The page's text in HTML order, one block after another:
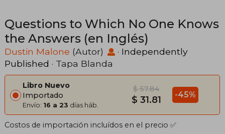
Questions to Which No One Knows
the Answers (en Inglés)
Dustin Malone (Autor) · Independently
Published · Tapa Blanda
Libro Nuevo
Importado
Envío: 16 a 23 días háb.
$ 57.84
$ 31.81 -45%
Costos de importación incluídos en el precio ✅